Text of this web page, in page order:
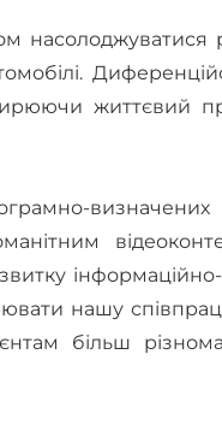
насолоджуватися
життєвий
визначених
нашу
більш